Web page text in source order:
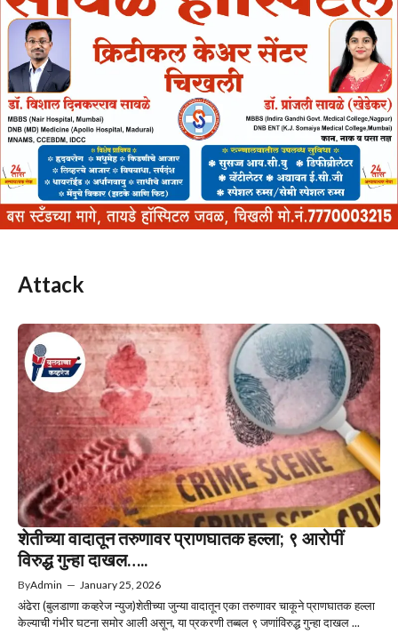
Attack
शेतीच्या वादातून तरुणावर प्राणघातक हल्ला; ९ आरोपीं
विरुद्ध गुन्हा दाखल…..
ByAdmin — January 25, 2026
अंढेरा (बुलडाणा कव्हरेज न्युज)शेतीच्या जुन्या वादातून एका तरुणावर चाकूने प्राणघातक हल्ला
केल्याची गंभीर घटना समोर आली असून, या प्रकरणी तब्बल ९ जणांविरुद्ध गुन्हा दाखल ...